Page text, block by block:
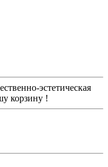
эстетическая
корзину !